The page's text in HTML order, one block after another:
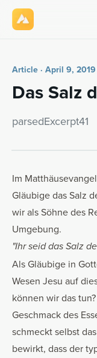
Article · April 9, 2019
Das Salz
parsedEx­cerpt41
Im
Gläubige das Salz
wir als Söhne des
Umgebung.
"Ihr seid das Salz
Als Gläubige in
Wesen Jesu auf
können wir das
Geschmack des
schmeckt selbst
bewirkt, dass der